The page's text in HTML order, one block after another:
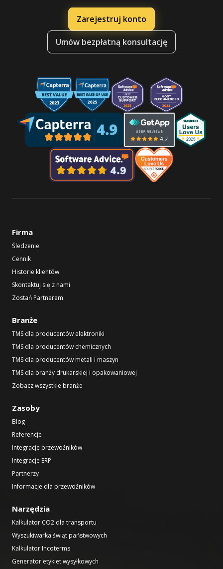
Zarejestruj konto
Umów bezpłatną konsultację
Firma
Śledzenie
Cennik
Historie klientów
Skontaktuj się z nami
Zostań Partnerem
Branże
TMS dla producentów elektroniki
TMS dla producentów chemicznych
TMS dla producentów metali i maszyn
TMS dla branży drukarskiej i opakowaniowej
Zobacz wszystkie branże
Zasoby
Blog
Referencje
Integracje przewoźników
Integracje ERP
Partnerzy
Informacje dla przewoźników
Narzędzia
Kalkulator CO2 dla transportu
Wyszukiwarka świąt państwowych
Kalkulator Incoterms
Generator etykiet wysyłkowych